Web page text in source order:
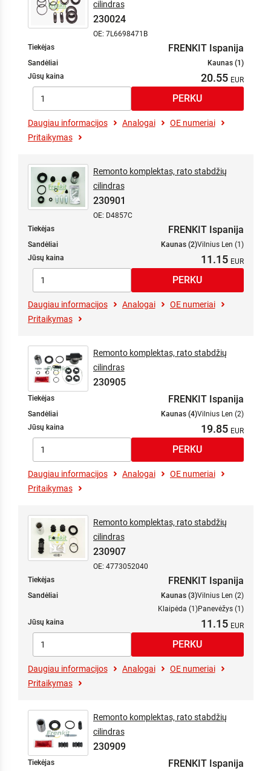
cilindras
230024
OE: 7L6698471B
Tiekėjas
FRENKIT Ispanija
Sandėliai
Kaunas (1)
Jūsų kaina
20.55
Daugiau informacijos Analogai
OE numeriai
Pritaikymas
Remonto komplektas, rato stabdžių
cilindras
230901
OE: D4857C
Tiekėjas
FRENKIT Ispanija
Sandėliai Kaunas (2)Vilnius Len (1)
Jūsų kaina
11.15
Daugiau informacijos Analogai
OE numeriai
Pritaikymas
Remonto komplektas, rato stabdžių
cilindras
230905
Tiekėjas FRENKIT Ispanija
Sandėliai Kaunas (4)Vilnius Len (2)
Jūsų kaina
19.85
Daugiau informacijos Analogai
OE numeriai
Pritaikymas
Remonto komplektas, rato stabdžių
cilindras
230907
OE: 4773052040
Tiekėjas
FRENKIT Ispanija
Sandėliai Kaunas (3)Vilnius Len (2)
Klaipėda (1)Panevėžys (1)
Jūsų kaina
11.15
Daugiau informacijos Analogai
OE numeriai
Pritaikymas
Remonto komplektas, rato stabdžių
cilindras
230909
Tiekėjas FRENKIT Ispanija